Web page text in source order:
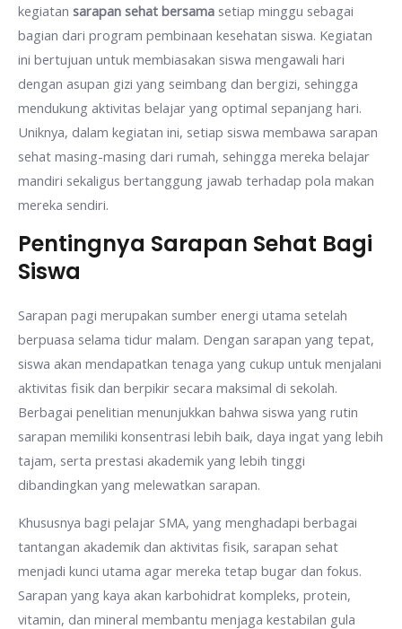
kegiatan sarapan sehat bersama setiap minggu sebagai
bagian dari program pembinaan kesehatan siswa. Kegiatan
ini bertujuan untuk membiasakan siswa mengawali hari
dengan asupan gizi yang seimbang dan bergizi, sehingga
mendukung aktivitas belajar yang optimal sepanjang hari.
Uniknya, dalam kegiatan ini, setiap siswa membawa sarapan
sehat masing-masing dari rumah, sehingga mereka belajar
mandiri sekaligus bertanggung jawab terhadap pola makan
mereka sendiri.
Pentingnya Sarapan Sehat Bagi
Siswa
Sarapan pagi merupakan sumber energi utama setelah
berpuasa selama tidur malam. Dengan sarapan yang tepat,
siswa akan mendapatkan tenaga yang cukup untuk menjalani
aktivitas fisik dan berpikir secara maksimal di sekolah.
Berbagai penelitian menunjukkan bahwa siswa yang rutin
sarapan memiliki konsentrasi lebih baik, daya ingat yang lebih
tajam, serta prestasi akademik yang lebih tinggi
dibandingkan yang melewatkan sarapan.
Khususnya bagi pelajar SMA, yang menghadapi berbagai
tantangan akademik dan aktivitas fisik, sarapan sehat
menjadi kunci utama agar mereka tetap bugar dan fokus.
Sarapan yang kaya akan karbohidrat kompleks, protein,
vitamin, dan mineral membantu menjaga kestabilan gula